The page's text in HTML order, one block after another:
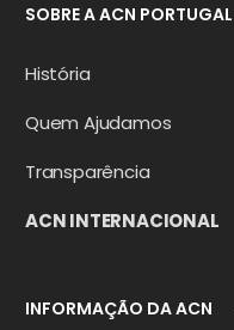
SOBRE A ACN PORTUGAL
História
Quem Ajudamos
Transparência
ACN INTERNACIONAL
INFORMAÇÃO DA ACN